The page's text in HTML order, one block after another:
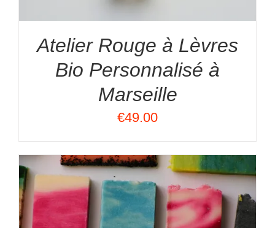
Atelier Rouge à Lèvres
Bio Personnalisé à
Marseille
€49.00